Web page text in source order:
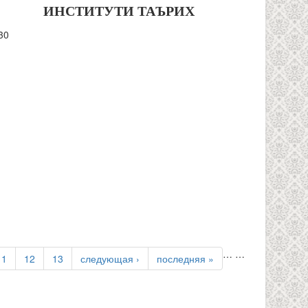
ИНСТИТУТИ ТАЪРИХ
…
12 13 …
следующая › последняя »